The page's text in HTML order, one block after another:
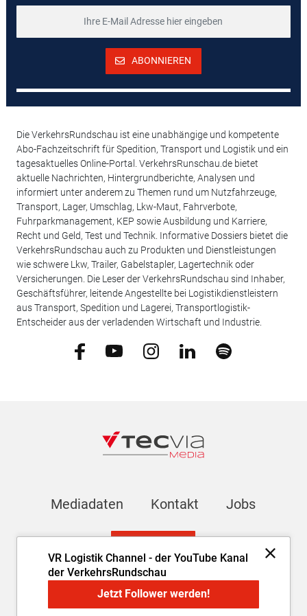
VR Logistik Channel - der YouTube Kanal
der VerkehrsRundschau
Jetzt Follower werden!
ABONNIEREN
Die VerkehrsRundschau ist eine unabhängige und kompetente
Abo-Fachzeitschrift für Spedition, Transport und Logistik und ein
tagesaktuelles Online-Portal. VerkehrsRunschau.de bietet
aktuelle Nachrichten, Hintergrundberichte, Analysen und
informiert unter anderem zu Themen rund um Nutzfahrzeuge,
Transport, Lager, Umschlag, Lkw-Maut, Fahrverbote,
Fuhrparkmanagement, KEP sowie Ausbildung und Karriere,
Recht und Geld, Test und Technik. Informative Dossiers bietet die
VerkehrsRundschau auch zu Produkten und Dienstleistungen
wie schwere Lkw, Trailer, Gabelstapler, Lagertechnik oder
Versicherungen. Die Leser der VerkehrsRundschau sind Inhaber,
Geschäftsführer, leitende Angestellte bei Logistikdienstleistern
aus Transport, Spedition und Lagerei, Transportlogistik-
Entscheider aus der verladenden Wirtschaft und Industrie.
Mediadaten Kontakt Jobs
AGB Datenschutz Cookie-Einstellungen